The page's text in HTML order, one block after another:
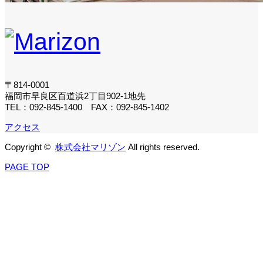
〒814-0001
福岡市早良区百道浜2丁目902-1地先
TEL：092-845-1400 FAX：092-845-1402
アクセス
Copyright © 株式会社マリゾン All rights reserved.
PAGE TOP